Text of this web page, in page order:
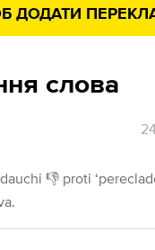
ДОДАТИ
слова
👎 proti